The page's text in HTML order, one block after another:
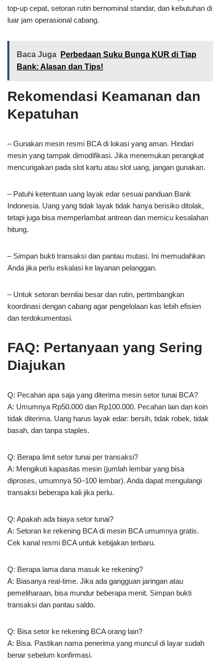
top-up cepat, setoran rutin bernominal standar, dan kebutuhan di
luar jam operasional cabang.
Baca Juga
Perbedaan Suku Bunga KUR di Tiap
Bank: Alasan dan Tips!
Rekomendasi Keamanan dan
Kepatuhan
– Gunakan mesin resmi BCA di lokasi yang aman. Hindari
mesin yang tampak dimodifikasi. Jika menemukan perangkat
mencurigakan pada slot kartu atau slot uang, jangan gunakan.
– Patuhi ketentuan uang layak edar sesuai panduan Bank
Indonesia. Uang yang tidak layak tidak hanya berisiko ditolak,
tetapi juga bisa memperlambat antrean dan memicu kesalahan
hitung.
– Simpan bukti transaksi dan pantau mutasi. Ini memudahkan
Anda jika perlu eskalasi ke layanan pelanggan.
– Untuk setoran bernilai besar dan rutin, pertimbangkan
koordinasi dengan cabang agar pengelolaan kas lebih efisien
dan terdokumentasi.
FAQ: Pertanyaan yang Sering
Diajukan
Q: Pecahan apa saja yang diterima mesin setor tunai BCA?
A: Umumnya Rp50.000 dan Rp100.000. Pecahan lain dan koin
tidak diterima. Uang harus layak edar: bersih, tidak robek, tidak
basah, dan tanpa staples.
Q: Berapa limit setor tunai per transaksi?
A: Mengikuti kapasitas mesin (jumlah lembar yang bisa
diproses, umumnya 50–100 lembar). Anda dapat mengulangi
transaksi beberapa kali jika perlu.
Q: Apakah ada biaya setor tunai?
A: Setoran ke rekening BCA di mesin BCA umumnya gratis.
Cek kanal resmi BCA untuk kebijakan terbaru.
Q: Berapa lama dana masuk ke rekening?
A: Biasanya real-time. Jika ada gangguan jaringan atau
pemeliharaan, bisa mundur beberapa menit. Simpan bukti
transaksi dan pantau saldo.
Q: Bisa setor ke rekening BCA orang lain?
A: Bisa. Pastikan nama penerima yang muncul di layar sudah
benar sebelum konfirmasi.